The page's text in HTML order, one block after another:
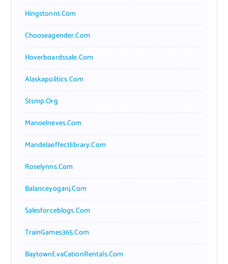
Hingstonnt.com
Chooseagender.com
Hoverboardssale.com
Alaskapolitics.com
Stsmp.org
Manoelneves.com
Mandelaeffectlibrary.com
Roselynns.com
Balanceyoganj.com
Salesforceblogs.com
TrainGames365.com
BaytownEvaCationRentals.com